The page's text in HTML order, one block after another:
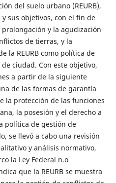
del suelo urbano (REURB),
sus objetivos, con el fin de
y la agudización
de tierras, y la
la REURB como política de
ciudad. Con este objetivo,
a partir de la siguiente
de las formas de garantía
la protección de las funciones
la posesión y el derecho a
política de gestión de
se llevó a cabo una revisión
y análisis normativo,
la Ley Federal n.o
que la REURB se muestra